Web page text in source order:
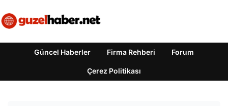
Güncel Haberler Firma Rehberi Forum
Çerez Politikası